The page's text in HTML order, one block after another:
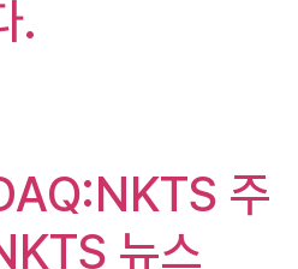
.
주
뉴스